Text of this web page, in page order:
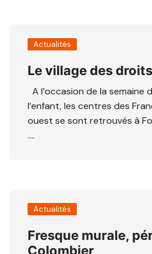
Actualités
Le village des
A l’occasion de la semaine
l’enfant, les centres des
ouest se sont retrouvés à
….
Actualités
Fresque murale,
Colombier